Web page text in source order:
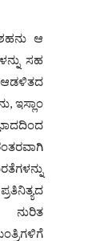
ಆ
ಸಹ
ಆಡಳಿತದ
ಇಸ್ಲಾಂ
ನುರಿತ